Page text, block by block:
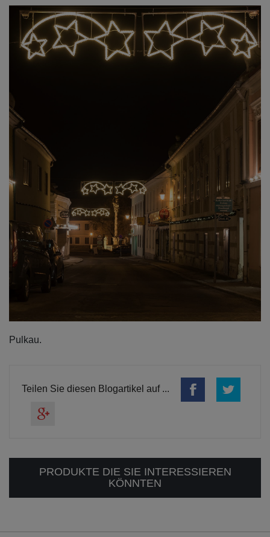
Pulkau.
Teilen Sie diesen Blogartikel auf ...
PRODUKTE DIE SIE INTERESSIEREN
KÖNNTEN